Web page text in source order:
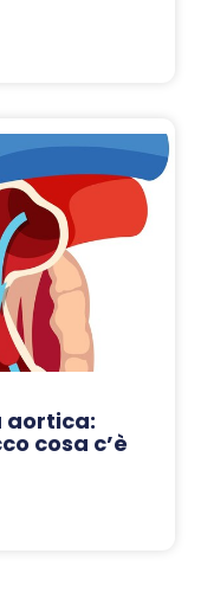
aortica:
cosa c’è